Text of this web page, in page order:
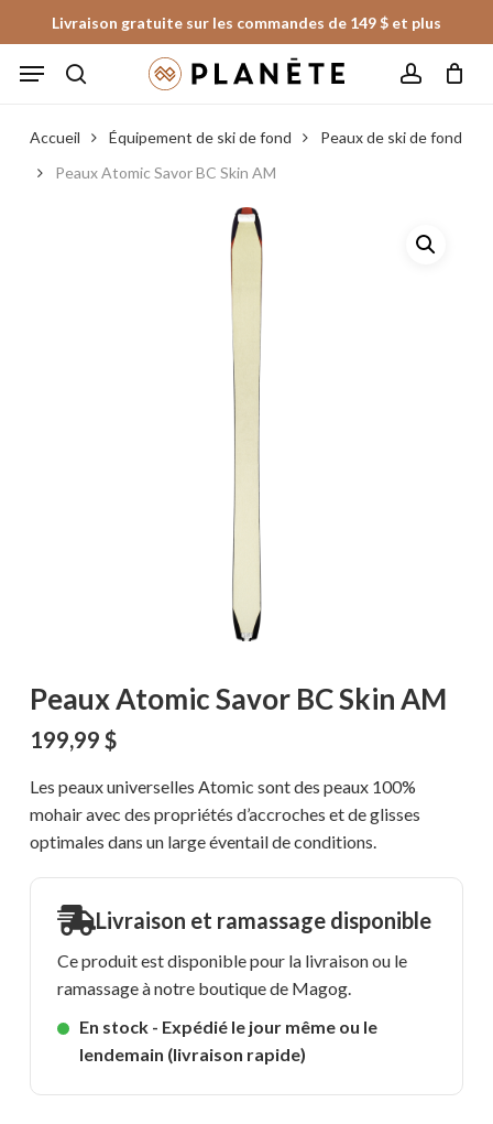
to
main
Livraison gratuite sur les commandes de 149 $ et plus
Menu
Fermer
le
panier
Accueil Équipement de ski de fond
Peaux de ski de fond
Peaux Atomic Savor BC Skin AM
Peaux Atomic Savor BC Skin AM
199,99 $
Les peaux universelles Atomic sont des peaux 100%
mohair avec des propriétés d’accroches et de glisses
optimales dans un large éventail de conditions.
Livraison et ramassage disponible
Ce produit est disponible pour la livraison ou le
ramassage à notre boutique de Magog.
En stock - Expédié le jour même ou le
lendemain (livraison rapide)